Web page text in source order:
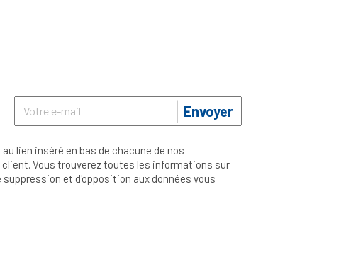
Envoyer
lien inséré en bas de chacune de nos
Vous trouverez toutes les informations sur
et d'opposition aux données vous